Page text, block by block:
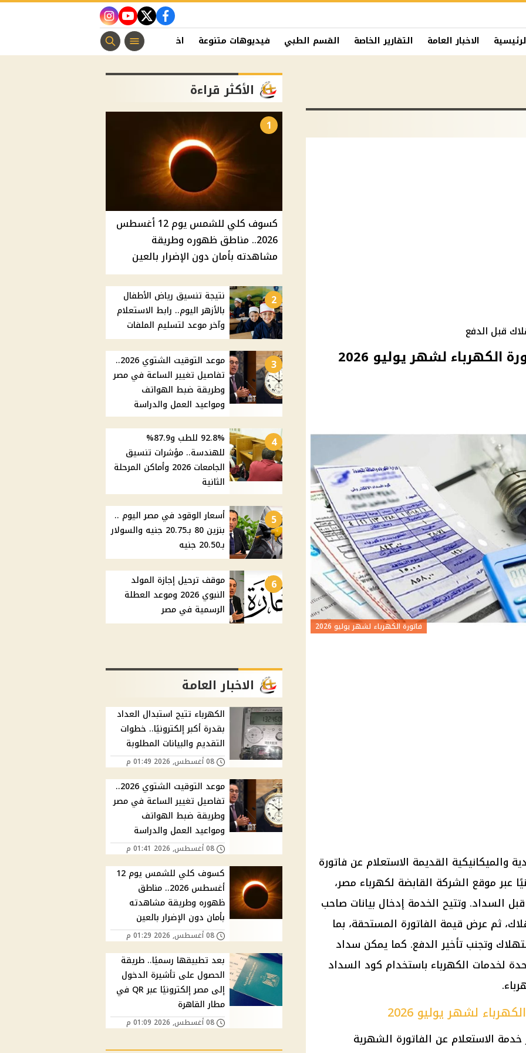
facebook
twitter
youtube
instagram
الاخبار العامة التقارير الخاصة القسم الطبي فيديوهات متنوعة اخبار الفن منوعات مسيحية
قبل الدفع
خطوات الاستعلام عن فاتورة الكهرباء لشهر يوليو 2026
فاتورة الكهرباء لشهر يوليو 2026
والميكانيكية القديمة الاستعلام عن فاتورة
يوليو 2026 إلكترونيًا عبر موقع الشركة القابضة لكهرباء مصر،
السداد. وتتيح الخدمة إدخال بيانات صاحب
ثم عرض قيمة الفاتورة المستحقة، بما
وتجنب تأخير الدفع. كما يمكن سداد
لخدمات الكهرباء باستخدام كود السداد
لشهر يوليو 2026
الاستعلام عن الفاتورة الشهرية
الأكثر قراءة
1
كسوف كلي للشمس يوم 12 أغسطس
2026.. مناطق ظهوره وطريقة
مشاهدته بأمان دون الإضرار بالعين
2
نتيجة تنسيق رياض الأطفال
بالأزهر اليوم.. رابط الاستعلام
وآخر موعد لتسليم الملفات
3
موعد التوقيت الشتوي 2026..
تفاصيل تغيير الساعة في مصر
وطريقة ضبط الهواتف
ومواعيد العمل والدراسة
4
92.8% للطب و87.9%
للهندسة.. مؤشرات تنسيق
الجامعات 2026 وأماكن المرحلة
الثانية
5
أسعار الوقود في مصر اليوم ..
بنزين 80 بـ20.75 جنيه والسولار
بـ20.50 جنيه
6
موقف ترحيل إجازة المولد
النبوي 2026 وموعد العطلة
الرسمية في مصر
الاخبار العامة
الكهرباء تتيح استبدال العداد
بقدرة أكبر إلكترونيًا.. خطوات
التقديم والبيانات المطلوبة
08 أغسطس, 2026 01:49 م
موعد التوقيت الشتوي 2026..
تفاصيل تغيير الساعة في مصر
وطريقة ضبط الهواتف
ومواعيد العمل والدراسة
08 أغسطس, 2026 01:41 م
كسوف كلي للشمس يوم 12
أغسطس 2026.. مناطق
ظهوره وطريقة مشاهدته
بأمان دون الإضرار بالعين
08 أغسطس, 2026 01:29 م
بعد تطبيقها رسميًا.. طريقة
الحصول على تأشيرة الدخول
إلى مصر إلكترونيًا عبر QR في
مطار القاهرة
08 أغسطس, 2026 01:09 م